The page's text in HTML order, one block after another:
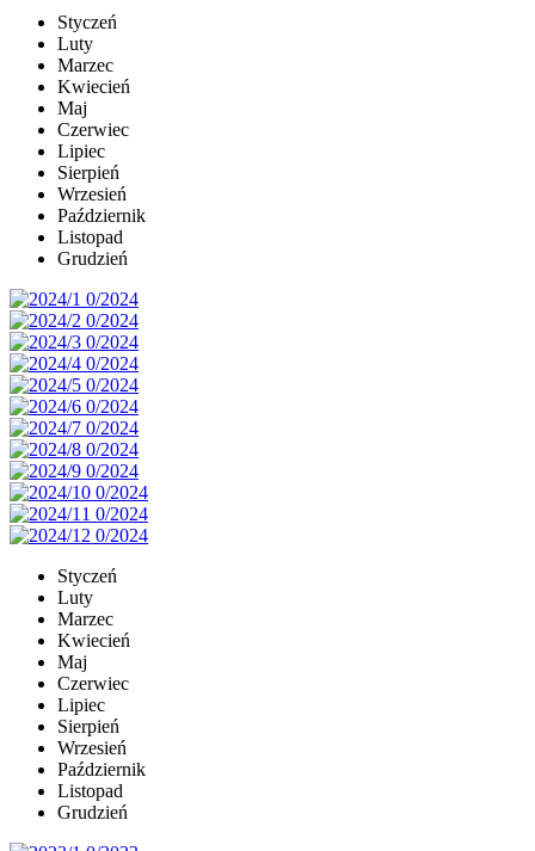
Styczeń
Luty
Marzec
Kwiecień
Maj
Czerwiec
Lipiec
Sierpień
Wrzesień
Październik
Listopad
Grudzień
Styczeń
Luty
Marzec
Kwiecień
Maj
Czerwiec
Lipiec
Sierpień
Wrzesień
Październik
Listopad
Grudzień